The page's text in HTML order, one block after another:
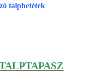
talpbetétek